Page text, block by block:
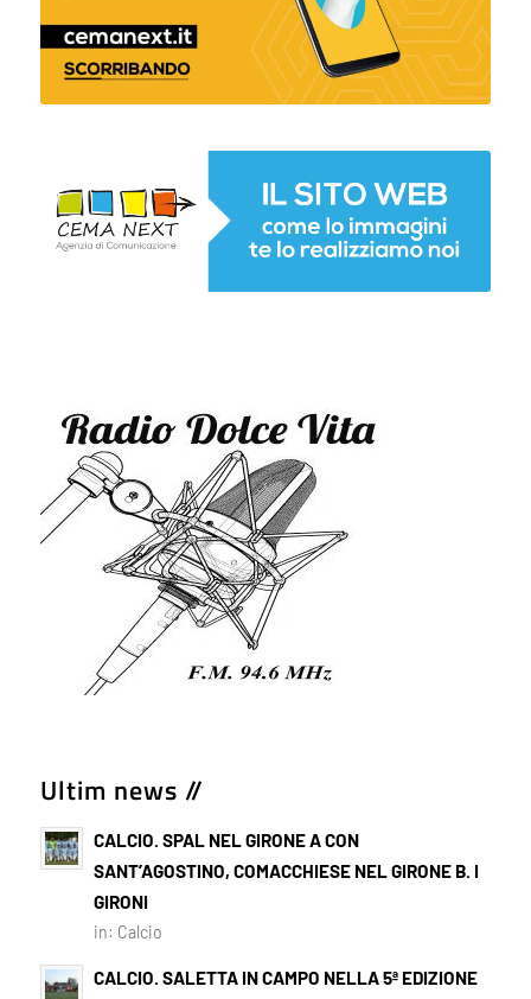
Ultim news //
CALCIO. SPAL NEL GIRONE A CON
SANT’AGOSTINO, COMACCHIESE NEL GIRONE B. I
GIRONI
in: Calcio
CALCIO. SALETTA IN CAMPO NELLA 5ª EDIZIONE